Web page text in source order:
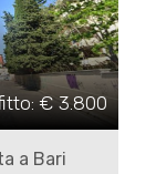
€ 3.800
a Bari